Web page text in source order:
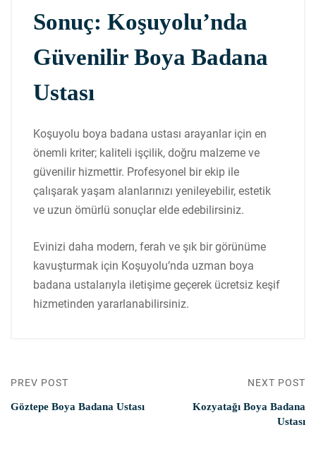
Sonuç: Koşuyolu’nda
Güvenilir Boya Badana
Ustası
Koşuyolu boya badana ustası arayanlar için en
önemli kriter; kaliteli işçilik, doğru malzeme ve
güvenilir hizmettir. Profesyonel bir ekip ile
çalışarak yaşam alanlarınızı yenileyebilir, estetik
ve uzun ömürlü sonuçlar elde edebilirsiniz.
Evinizi daha modern, ferah ve şık bir görünüme
kavuşturmak için Koşuyolu’nda uzman boya
badana ustalarıyla iletişime geçerek ücretsiz keşif
hizmetinden yararlanabilirsiniz.
PREV POST
Göztepe Boya Badana Ustası
NEXT POST
Kozyatağı Boya Badana
Ustası